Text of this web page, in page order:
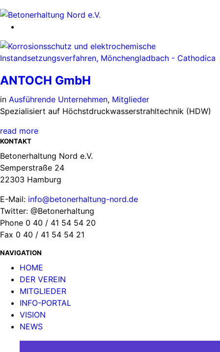
ANTOCH GmbH
in Ausführende Unternehmen, Mitglieder
Spezialisiert auf Höchstdruckwasserstrahltechnik (HDW)
read more
KONTAKT
Betonerhaltung Nord e.V.
Semperstraße 24
22303 Hamburg
E-Mail: info@betonerhaltung-nord.de
Twitter: @Betonerhaltung
Phone 0 40 / 41 54 54 20
Fax 0 40 / 41 54 54 21
NAVIGATION
HOME
DER VEREIN
MITGLIEDER
INFO-PORTAL
VISION
NEWS